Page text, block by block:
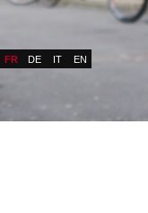
FR DE IT EN